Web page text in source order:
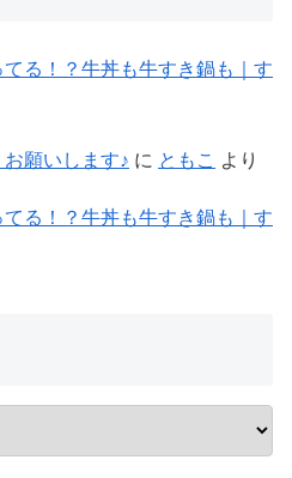
る！？牛丼も牛すき鍋も｜す
願いします♪ に ともこ より
る！？牛丼も牛すき鍋も｜す